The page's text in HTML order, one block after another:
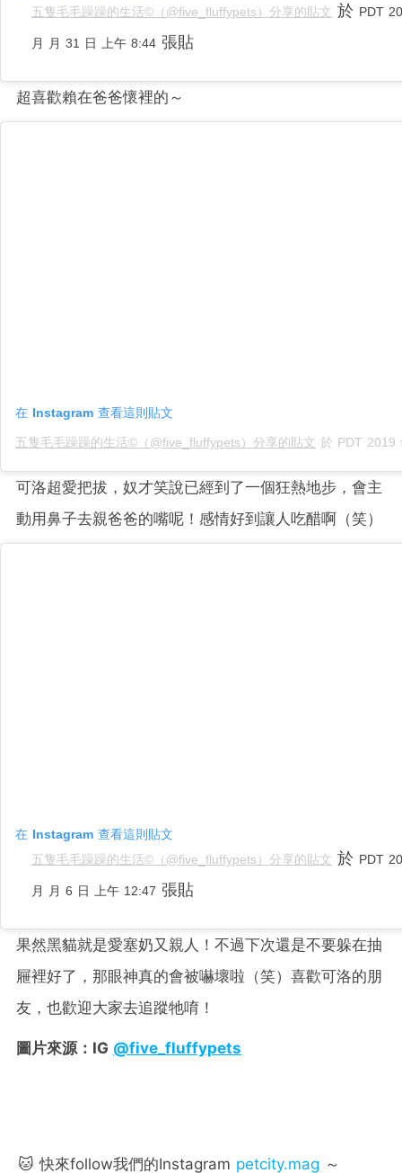
五隻毛毛躁躁的生活©️（@five_fluffypets）分享的貼文 於 PDT
月 月 31 日 上午 8:44 張貼
超喜歡賴在爸爸懷裡的～
在 Instagram 查看這則貼文
五隻毛毛躁躁的生活©️（@five_fluffypets）分享的貼文 於 PDT 2019 年 6月
可洛超愛把拔，奴才笑說已經到了一個狂熱地步，會主
動用鼻子去親爸爸的嘴呢！感情好到讓人吃醋啊（笑）
在 Instagram 查看這則貼文
五隻毛毛躁躁的生活©️（@five_fluffypets）分享的貼文 於 PDT
月 月 6 日 上午 12:47 張貼
果然黑貓就是愛塞奶又親人！不過下次還是不要躲在抽
屜裡好了，那眼神真的會被嚇壞啦（笑）喜歡可洛的朋
友，也歡迎大家去追蹤牠唷！
圖片來源：IG @five_fluffypets
🐱 快來follow我們的Instagram petcity.mag ～